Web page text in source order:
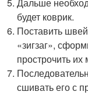
будет коврик.
Поставить
«зигзаг»,
прострочить
сшивать его с